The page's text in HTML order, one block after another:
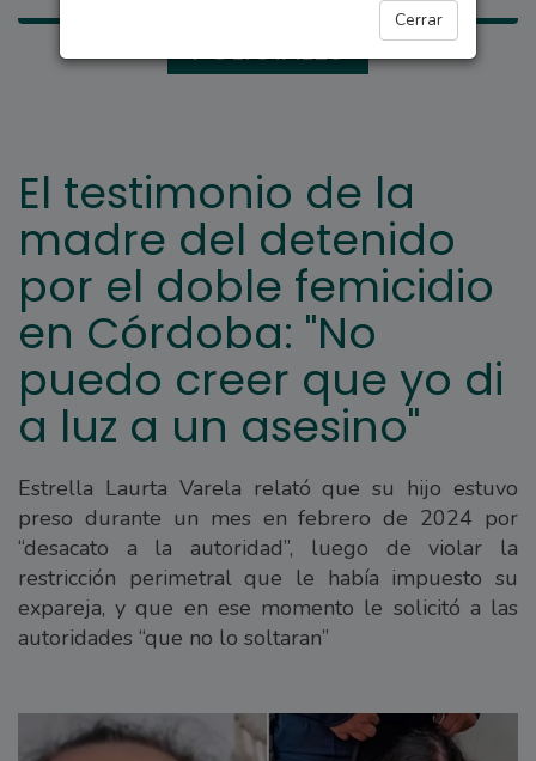
Cerrar
POLICIALES
El testimonio de la
madre del detenido
por el doble femicidio
en Córdoba: "No
puedo creer que yo di
a luz a un asesino"
Estrella Laurta Varela relató que su hijo estuvo
preso durante un mes en febrero de 2024 por
“desacato a la autoridad”, luego de violar la
restricción perimetral que le había impuesto su
expareja, y que en ese momento le solicitó a las
autoridades “que no lo soltaran”